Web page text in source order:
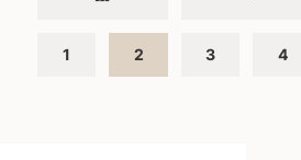
1 2 3 4